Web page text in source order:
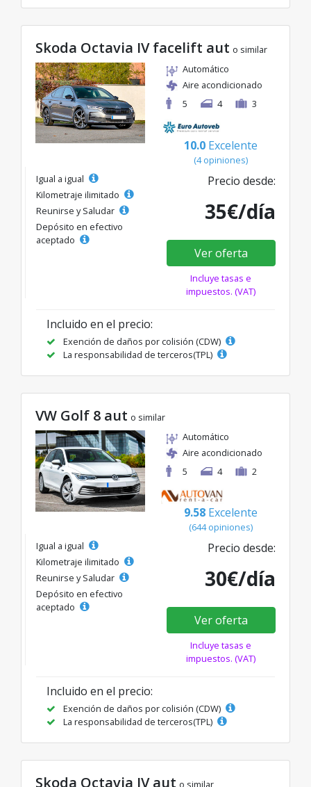
Skoda Octavia IV facelift aut o similar
Automático
Aire acondicionado
5
4 3
10.0 Excelente
(4 opiniones)
Igual a igual
Kilometraje ilimitado
Reunirse y Saludar
Depósito en efectivo
aceptado
Precio desde:
35€/día
Ver oferta
Incluye tasas e
impuestos. (VAT)
Incluido en el precio:
Exención de daños por colisión (CDW)
La responsabilidad de terceros(TPL)
VW Golf 8 aut o similar
Automático
Aire acondicionado
5
4 2
9.58 Excelente
(644 opiniones)
Igual a igual
Kilometraje ilimitado
Reunirse y Saludar
Depósito en efectivo
aceptado
Precio desde:
30€/día
Ver oferta
Incluye tasas e
impuestos. (VAT)
Incluido en el precio:
Exención de daños por colisión (CDW)
La responsabilidad de terceros(TPL)
Skoda Octavia IV aut o similar